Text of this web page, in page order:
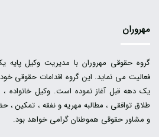
مهروران
گروه حقوقی مهروران با مدیریت وکیل پایه
فعالیت می نماید. این گروه اقدامات حقوقی
یک دهه قبل آغاز نموده است. وکیل خانواده ،
طلاق توافقی ، مطالبه مهریه و نفقه ، تمکین
و مشاور حقوقی هموطنان گرامی خواهد بود.